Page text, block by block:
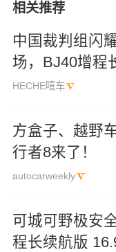
相关推荐
中国裁判组闪
场，BJ40增程
高燃观赛局致
HECHE嘻车
方盒子、越野
行者8来了！
autocarweekly
可城可野极安
程长续航版